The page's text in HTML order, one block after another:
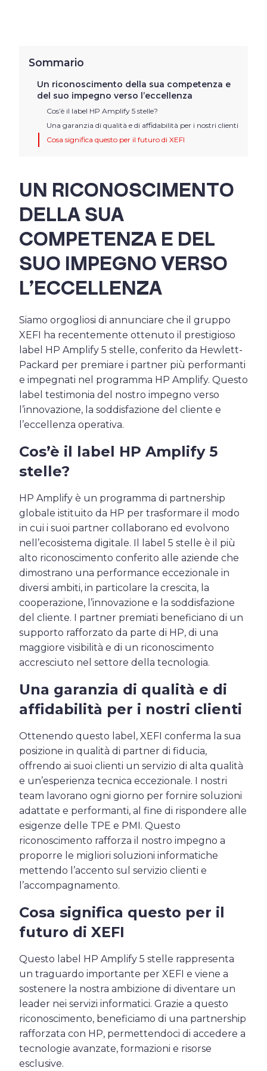
UN RICONOSCIMENTO
DELLA SUA
COMPETENZA E DEL
SUO IMPEGNO VERSO
L’ECCELLENZA
Siamo orgogliosi di annunciare che il gruppo
XEFI ha recentemente ottenuto il prestigioso
label HP Amplify 5 stelle, conferito da Hewlett-
Packard per premiare i partner più performanti
e impegnati nel programma HP Amplify. Questo
label testimonia del nostro impegno verso
l’innovazione, la soddisfazione del cliente e
l’eccellenza operativa.
Cos’è il label HP Amplify 5
stelle?
HP Amplify è un programma di partnership
globale istituito da HP per trasformare il modo
in cui i suoi partner collaborano ed evolvono
nell’ecosistema digitale. Il label 5 stelle è il più
alto riconoscimento conferito alle aziende che
dimostrano una performance eccezionale in
diversi ambiti, in particolare la crescita, la
cooperazione, l’innovazione e la soddisfazione
del cliente. I partner premiati beneficiano di un
supporto rafforzato da parte di HP, di una
maggiore visibilità e di un riconoscimento
accresciuto nel settore della tecnologia.
Una garanzia di qualità e di
affidabilità per i nostri clienti
Ottenendo questo label, XEFI conferma la sua
posizione in qualità di partner di fiducia,
offrendo ai suoi clienti un servizio di alta qualità
e un’esperienza tecnica eccezionale. I nostri
team lavorano ogni giorno per fornire soluzioni
adattate e performanti, al fine di rispondere alle
esigenze delle TPE e PMI. Questo
riconoscimento rafforza il nostro impegno a
proporre le migliori soluzioni informatiche
mettendo l’accento sul servizio clienti e
l’accompagnamento.
Cosa significa questo per il
futuro di XEFI
Questo label HP Amplify 5 stelle rappresenta
un traguardo importante per XEFI e viene a
sostenere la nostra ambizione di diventare un
leader nei servizi informatici. Grazie a questo
riconoscimento, beneficiamo di una partnership
rafforzata con HP, permettendoci di accedere a
tecnologie avanzate, formazioni e risorse
esclusive.
Sommario
Un riconoscimento della sua competenza e
del suo impegno verso l’eccellenza
Cos’è il label HP Amplify 5 stelle?
Una garanzia di qualità e di affidabilità per i nostri clienti
Cosa significa questo per il futuro di XEFI